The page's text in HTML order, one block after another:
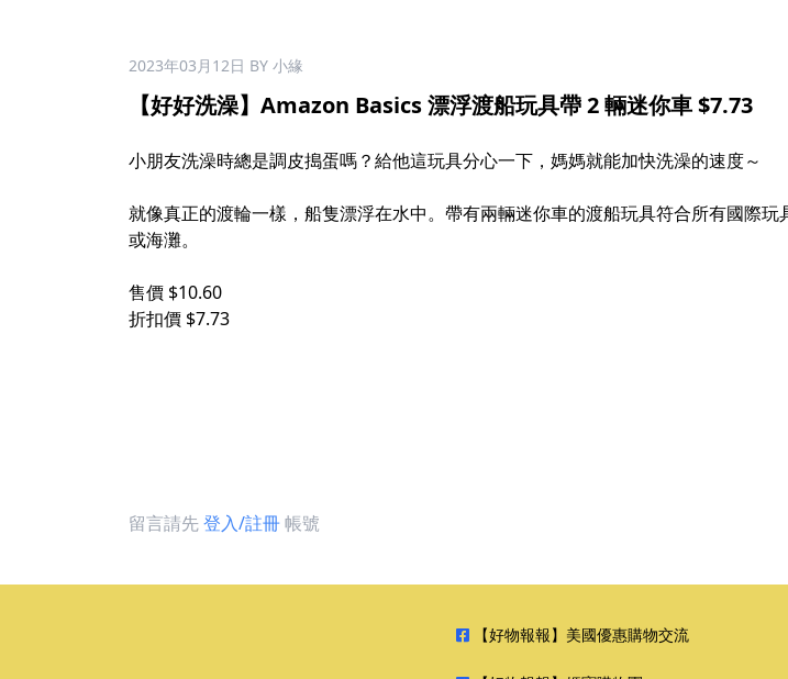
2023年03月12日 BY 小緣
【好好洗澡】Amazon Basics 漂浮渡船玩具帶 2 輛迷你車 $7.73
小朋友洗澡時總是調皮搗蛋嗎？給他這玩具分心一下，媽媽就能加快洗澡的速度～
就像真正的渡輪一樣，船隻漂浮在水中。帶有兩輛迷你車的渡船玩具符合所有國際
或海灘。
售價 $10.60
折扣價 $7.73
留言請先登入/註冊帳號
【好物報報】美國優惠購物交流